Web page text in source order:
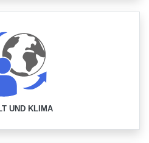
UND KLIMA